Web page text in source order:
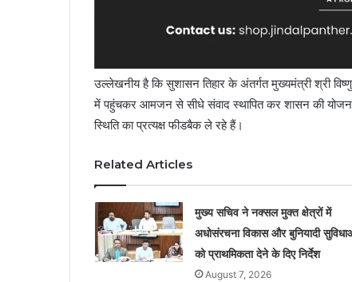
उल्लेखनीय है कि सुशासन तिहार के अंतर्गत मुख्यमंत्री श्री विष्णु
में पहुंचकर आमजन से सीधे संवाद स्थापित कर शासन की
स्थिति का प्रत्यक्ष फीडबैक ले रहे हैं।
Related Articles
मुख्य सचिव ने नक्सल मुक्त क्षेत्रों में
अधोसंरचना विकास और बुनियादी
को प्राथमिकता देने के दिए निर्देश
August 7, 2026